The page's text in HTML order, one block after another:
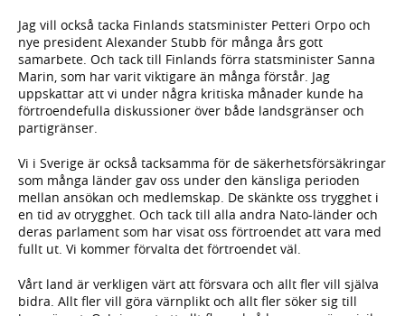
Jag vill också tacka Finlands statsminister Petteri Orpo och
nye president Alexander Stubb för många års gott
samarbete. Och tack till Finlands förra statsminister Sanna
Marin, som har varit viktigare än många förstår. Jag
uppskattar att vi under några kritiska månader kunde ha
förtroendefulla diskussioner över både landsgränser och
partigränser.
Vi i Sverige är också tacksamma för de säkerhetsförsäkringar
som många länder gav oss under den känsliga perioden
mellan ansökan och medlemskap. De skänkte oss trygghet i
en tid av otrygghet. Och tack till alla andra Nato-länder och
deras parlament som har visat oss förtroendet att vara med
fullt ut. Vi kommer förvalta det förtroendet väl.
Vårt land är verkligen värt att försvara och allt fler vill själva
bidra. Allt fler vill göra värnplikt och allt fler söker sig till